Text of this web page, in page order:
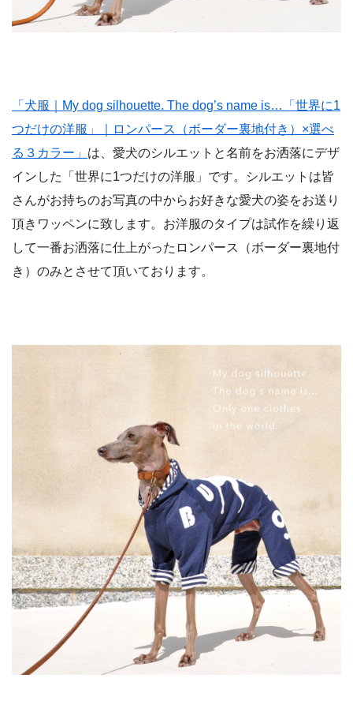
「犬服｜My dog silhouette. The dog’s name is…「世界に1
つだけの洋服」｜ロンパース（ボーダー裏地付き）×選べ
る３カラー」 は、愛犬のシルエットと名前をお洒落にデザ
インした「世界に1つだけの洋服」です。シルエットは皆
さんがお持ちのお写真の中からお好きな愛犬の姿をお送り
頂きワッペンに致します。お洋服のタイプは試作を繰り返
して一番お洒落に仕上がったロンパース（ボーダー裏地付
き）のみとさせて頂いております。